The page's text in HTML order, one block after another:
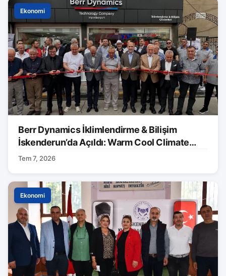
Ekonomi
Berr Dynamics İklimlendirme & Bilişim
İskenderun’da Açıldı: Warm Cool Climate
Markası Tanıtıldı
Tem 7, 2026
Ekonomi